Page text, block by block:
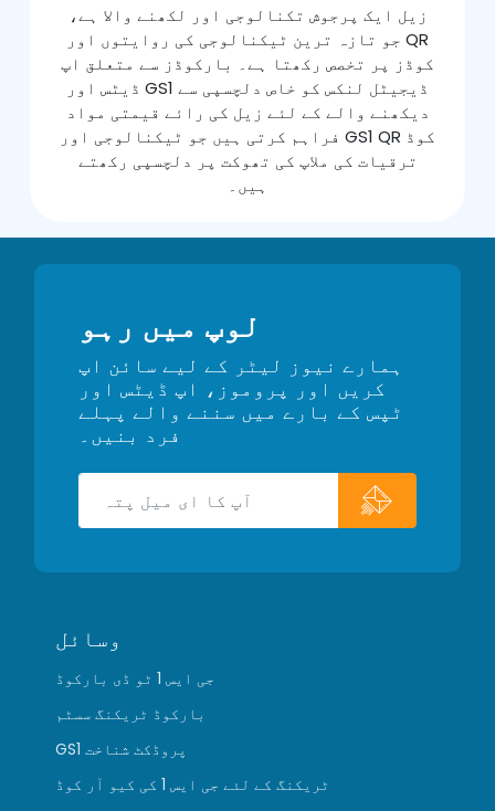
زیل ایک پرجوش تکنالوجی اور لکھنے والا ہے،
جو تازہ ترین ٹیکنالوجی کی روایتوں اور QR
کوڈز پر تخصص رکھتا ہے۔ بارکوڈز سے متعلق اپ
ڈیٹس اور GS1 ڈیجیٹل لنکس کو خاص دلچسپی سے
دیکھنے والے کے لئے زیل کی رائے قیمتی مواد
فراہم کرتی ہیں جو ٹیکنالوجی اور GS1 QR کوڈ
ترقیات کی ملاپ کی تھوکت پر دلچسپی رکھتے
ہیں۔
لوپ میں رہو
ہمارے نیوز لیٹر کے لیے سائن اپ
کریں اور پروموز، اپ ڈیٹس اور
ٹپس کے بارے میں سننے والے پہلے
فرد بنیں۔
وسائل
جی ایس 1 ٹو ڈی بارکوڈ
بارکوڈ ٹریکنگ سسٹم
GS1 پروڈکٹ شناخت
ٹریکنگ کے لئے جی ایس 1 کی کیو آر کوڈ